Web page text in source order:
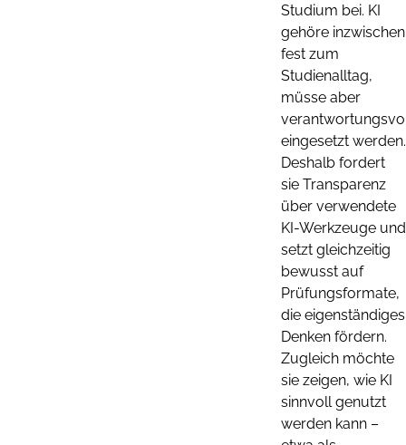
Studium bei. KI
gehöre inzwischen
fest zum
Studienalltag,
müsse aber
eingesetzt werden.
Deshalb fordert
sie Transparenz
über verwendete
KI-Werkzeuge und
setzt gleichzeitig
bewusst auf
Prüfungsformate,
die eigenständiges
Denken fördern.
Zugleich möchte
sie zeigen, wie KI
sinnvoll genutzt
werden kann –